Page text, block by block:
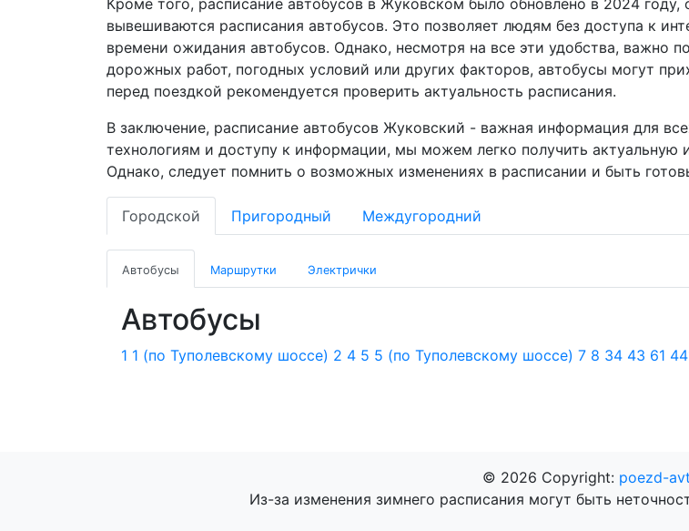
Кроме того, расписание автобусов в Жуковском было обновлено в 2024
вывешиваются расписания автобусов. Это позволяет людям без доступа к
времени ожидания автобусов. Однако, несмотря на все эти удобства, важно
дорожных работ, погодных условий или других факторов, автобусы могут
перед поездкой рекомендуется проверить актуальность расписания.
В заключение, расписание автобусов Жуковский - важная информация для
технологиям и доступу к информации, мы можем легко получить
Однако, следует помнить о возможных изменениях в расписании и быть
Городской Пригородный Междугородний
Автобусы Маршрутки Электрички
Автобусы
1 1 (по Туполевскому шоссе) 2 4 5 5 (по Туполевскому шоссе) 7 8 34 43 61
© 2026 Copyright: poezd-
Из-за изменения зимнего расписания могут быть